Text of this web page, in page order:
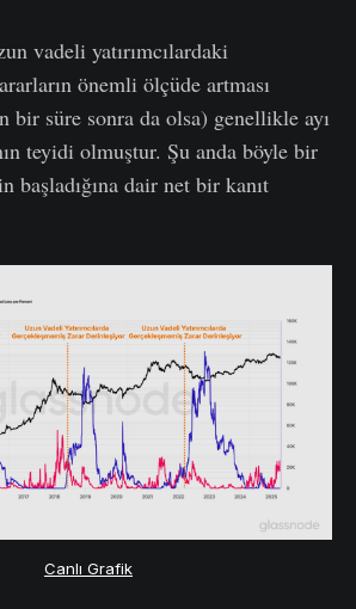
vadeli yatırımcılardaki
önemli ölçüde artması
bir süre sonra da olsa) genellikle ayı
teyidi olmuştur. Şu anda böyle bir
dair net bir kanıt
Canlı Grafik